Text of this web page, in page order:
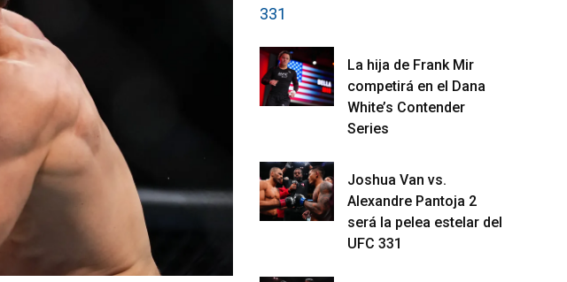
La hija de Frank Mir
competirá en el Dana
White’s Contender
Series
Joshua Van vs.
Alexandre Pantoja 2
será la pelea estelar del
UFC 331